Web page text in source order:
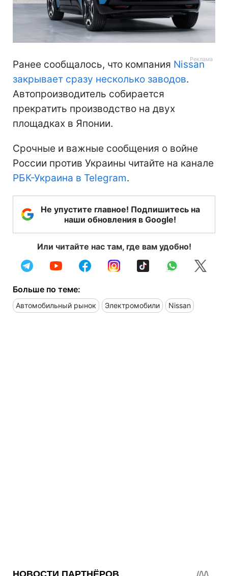
Ранее сообщалось, что компания Nissan
закрывает сразу несколько заводов.
Автопроизводитель собирается
прекратить производство на двух
площадках в Японии.
Срочные и важные сообщения о войне
России против Украины читайте на канале
РБК-Украина в Telegram.
Не упустите главное! Подпишитесь на
наши обновления в Google!
Или читайте нас там, где вам удобно!
Больше по теме:
Автомобильный рынок Электромобили Nissan